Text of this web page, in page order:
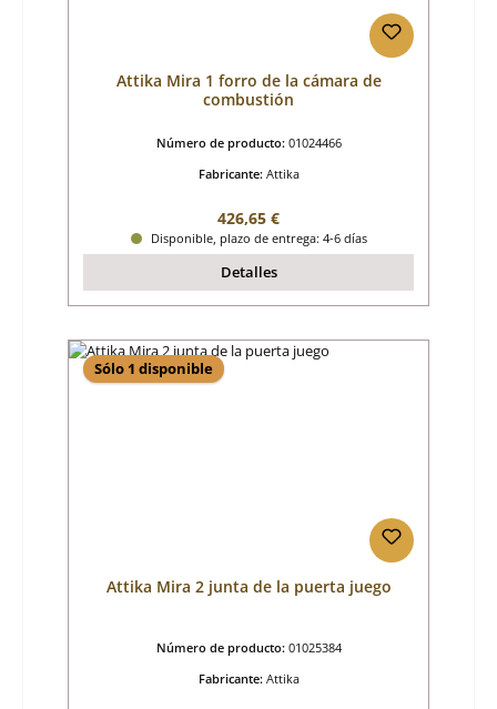
Attika Mira 1 forro de la cámara de
combustión
Número de producto: 01024466
Fabricante: Attika
Precio normal:
426,65 €
Disponible, plazo de entrega: 4-6 días
Detalles
Sólo 1 disponible
Attika Mira 2 junta de la puerta juego
Número de producto: 01025384
Fabricante: Attika